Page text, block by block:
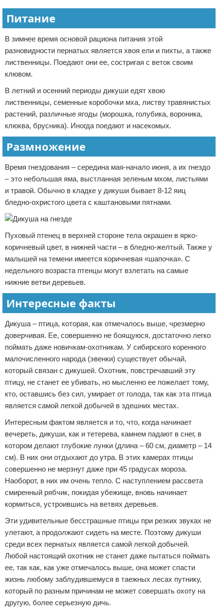
Питание
В зимнее время основой рациона питания этой
разновидности пернатых является хвоя ели и пихты, а также
лиственницы. Поедают они ее, состригая с веток своим
клювом.
В летний и осенний периоды дикуши едят хвою
лиственницы, семенные коробочки мха, листву травянистых
растений, различные ягоды (морошка, голубика, вороника,
клюква, брусника). Иногда поедают и насекомых.
Размножение
Время гнездования – середина мая-начало июня, а их гнездо
– это небольшая яма, выстланная зеленым мхом, листьями
и травой. Обычно в кладке у дикуши бывает 8-12 яиц
бледно-охристого цвета с каштановыми пятнами.
Пуховый птенец в верхней стороне тела окрашен в ярко-
коричневый цвет, в нижней части – в бледно-желтый. Также у
малышей на темени имеется коричневая «шапочка». С
недельного возраста птенцы могут взлетать на самые
нижние ветви деревьев.
Интересные факты
Дикуша – птица, которая, как отмечалось выше, чрезмерно
доверчивая. Ее, совершенно не боящуюся, достаточно легко
поймать даже новичкам-охотникам. У сибирского коренного
малочисленного народа (эвенки) существует обычай,
который связан с дикушей. Охотник, повстречавший эту
птицу, не станет ее убивать, но мысленно ее пожелает тому,
кто, оставшись без сил, умирает от голода, так как эта птица
является самой легкой добычей в здешних местах.
Интересным фактом является и то, что, когда начинает
вечереть, дикуши, как и тетерева, камнем падают в снег, в
котором делают глубокие лунки (длина – 60 см, диаметр – 14
см). В них они отдыхают до утра. В этих камерах птицы
совершенно не мерзнут даже при 45 градусах мороза.
Наоборот, в них им очень тепло. С наступлением рассвета
смиренный рябчик, покидая убежище, вновь начинает
кормиться, устроившись на ветвях деревьев.
Эти удивительные бесстрашные птицы при резких звуках не
улетают, а продолжают сидеть на месте. Поэтому дикуши
среди всех пернатых является самой легкой добычей.
Любой настоящий охотник не станет даже пытаться поймать
ее, так как, как уже отмечалось выше, она может спасти
жизнь любому заблудившемуся в таежных лесах путнику,
который по разным причинам не может совершать охоту на
другую, более серьезную дичь.